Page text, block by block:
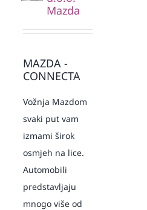
Mazda
MAZDA -
CONNECTA
Vožnja Mazdom
svaki put vam
izmami širok
osmjeh na lice.
Automobili
predstavljaju
mnogo više od